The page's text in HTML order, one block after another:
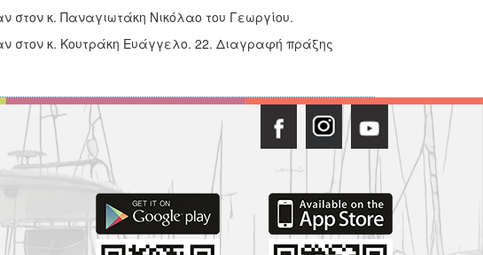
στον κ. Παναγιωτάκη Νικόλαο του Γεωργίου.
στον κ. Κουτράκη Ευάγγελο. 22. Διαγραφή πράξης